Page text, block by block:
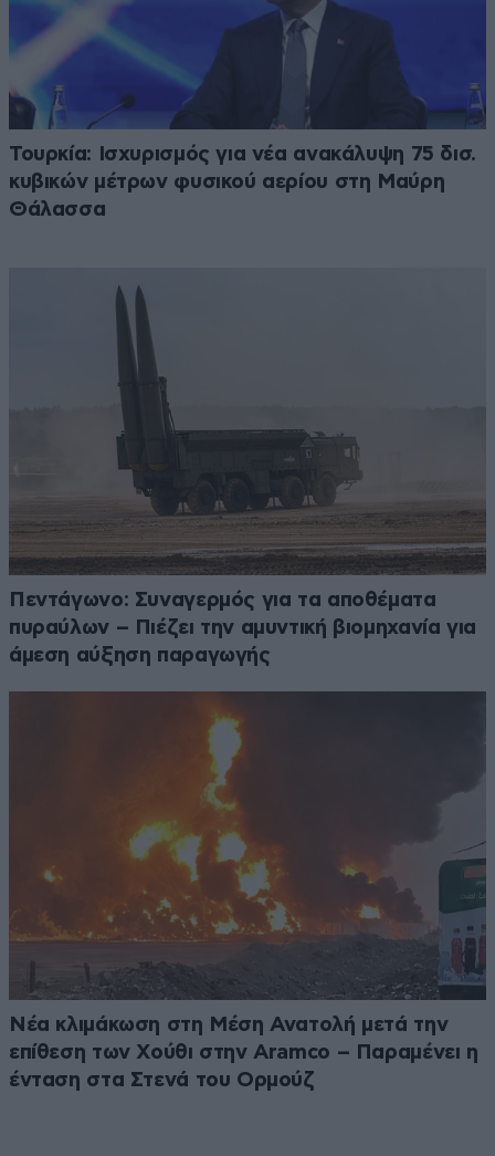
Τουρκία: Ισχυρισμός για νέα ανακάλυψη 75 δισ.
κυβικών μέτρων φυσικού αερίου στη Μαύρη
Θάλασσα
Πεντάγωνο: Συναγερμός για τα αποθέματα
πυραύλων – Πιέζει την αμυντική βιομηχανία για
άμεση αύξηση παραγωγής
Νέα κλιμάκωση στη Μέση Ανατολή μετά την
επίθεση των Χούθι στην Aramco – Παραμένει η
ένταση στα Στενά του Ορμούζ